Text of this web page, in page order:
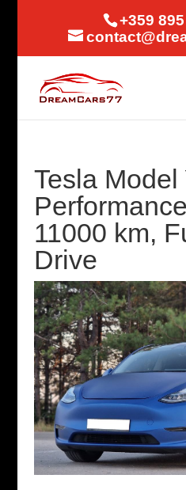
+359
Tesla Model
11000 km,
Drive